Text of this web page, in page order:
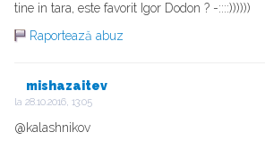
tine in tara, este favorit Igor Dodon ? -::::))))))
Raportează abuz
mishazaitev
la 28.10.2016, 13:05
@kalashnikov